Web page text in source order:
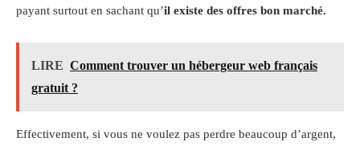
payant surtout en sachant qu’il existe des offres bon marché.
LIRE Comment trouver un hébergeur web français
gratuit ?
Effectivement, si vous ne voulez pas perdre beaucoup d’argent,